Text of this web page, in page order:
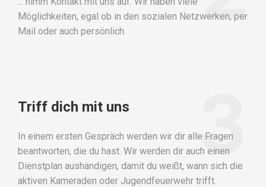
Möglichkeiten, egal ob in den sozialen Netzwerken, per
Mail oder auch persönlich.
3
Triff dich mit uns
In einem ersten Gespräch werden wir dir alle Fragen
beantworten, die du hast. Wir werden dir auch einen
Dienstplan aushändigen, damit du weißt, wann sich die
aktiven Kameraden oder Jugendfeuerwehr trifft.